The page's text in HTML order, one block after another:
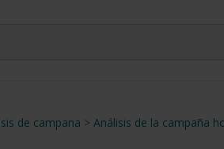
de campana > Análisis de la campaña